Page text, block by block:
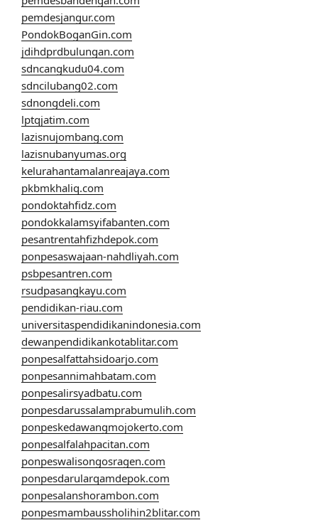
pemdesjangur.com
PondokBoganGin.com
jdihdprdbulungan.com
sdncangkudu04.com
sdncilubang02.com
sdnongdeli.com
lptqjatim.com
lazisnujombang.com
lazisnubanyumas.org
kelurahantamalanreajaya.com
pkbmkhaliq.com
pondoktahfidz.com
pondokkalamsyifabanten.com
pesantrentahfizhdepok.com
ponpesaswajaan-nahdliyah.com
psbpesantren.com
rsudpasangkayu.com
pendidikan-riau.com
universitaspendidikanindonesia.com
dewanpendidikankotablitar.com
ponpesalfattahsidoarjo.com
ponpesannimahbatam.com
ponpesalirsyadbatu.com
ponpesdarussalamprabumulih.com
ponpeskedawangmojokerto.com
ponpesalfalahpacitan.com
ponpeswalisongosragen.com
ponpesdarularqamdepok.com
ponpesalanshorambon.com
ponpesmambaussholihin2blitar.com